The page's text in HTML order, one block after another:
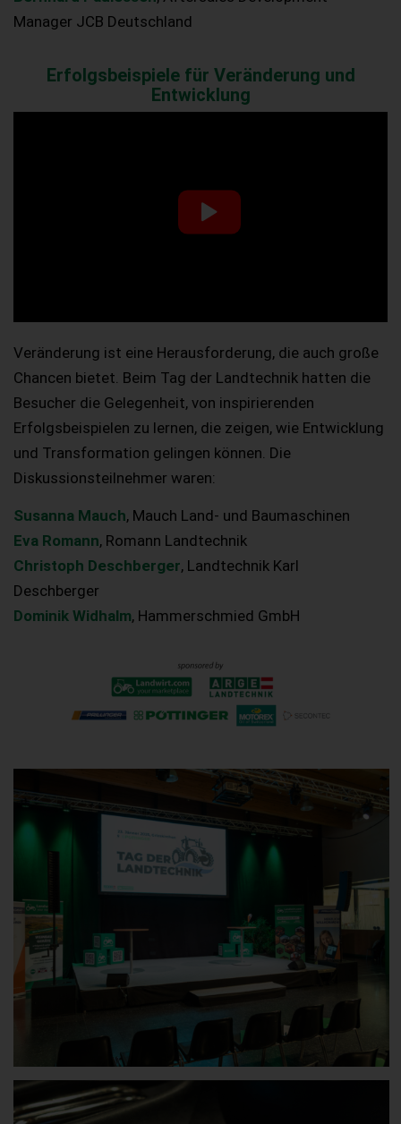
Manager JCB Deutschland
Erfolgsbeispiele für Veränderung und
Entwicklung
Veränderung ist eine Herausforderung, die auch große
Chancen bietet. Beim Tag der Landtechnik hatten die
Besucher die Gelegenheit, von inspirierenden
Erfolgsbeispielen zu lernen, die zeigen, wie Entwicklung
und Transformation gelingen können. Die
Diskussionsteilnehmer waren:
Susanna Mauch, Mauch Land- und Baumaschinen
Eva Romann, Romann Landtechnik
Christoph Deschberger, Landtechnik Karl
Deschberger
Dominik Widhalm, Hammerschmied GmbH